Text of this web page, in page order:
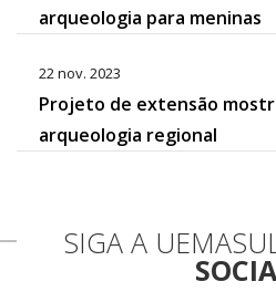
arqueologia para meninas
22 nov. 2023
Projeto de extensão
arqueologia regional
SIGA A